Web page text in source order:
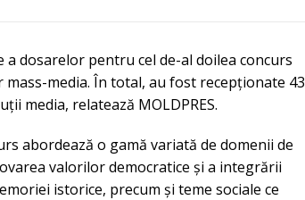
dosarelor pentru cel de-al doilea concurs
media. În total, au fost recepționate 43
media, relatează MOLDPRES.
abordează o gamă variată de domenii de
valorilor democratice și a integrării
istorice, precum și teme sociale ce